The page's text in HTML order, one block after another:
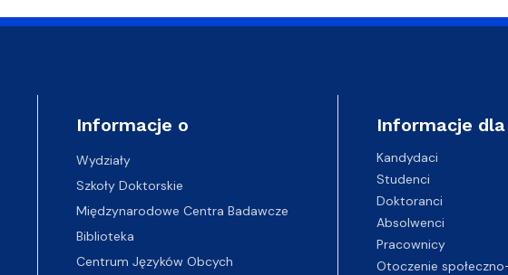
Informacje o
Wydziały
Szkoły Doktorskie
Międzynarodowe Centra Badawcze
Biblioteka
Centrum Języków Obcych
Informacje dla
Kandydaci
Studenci
Doktoranci
Absolwenci
Pracownicy
Otoczenie